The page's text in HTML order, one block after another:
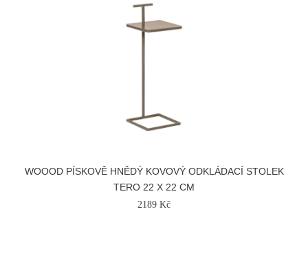
WOOOD PÍSKOVĚ HNĚDÝ KOVOVÝ ODKLÁDACÍ STOLEK
TERO 22 X 22 CM
2189 Kč